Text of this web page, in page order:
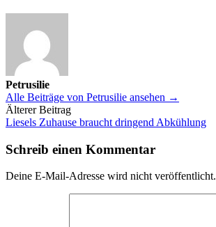
Petrusilie
Alle Beiträge von Petrusilie ansehen →
Beitrags-
Navigation
Älterer Beitrag
Liesels Zuhause braucht dringend Abkühlung
Schreib einen Kommentar
Deine E-Mail-Adresse wird nicht veröffentlicht.